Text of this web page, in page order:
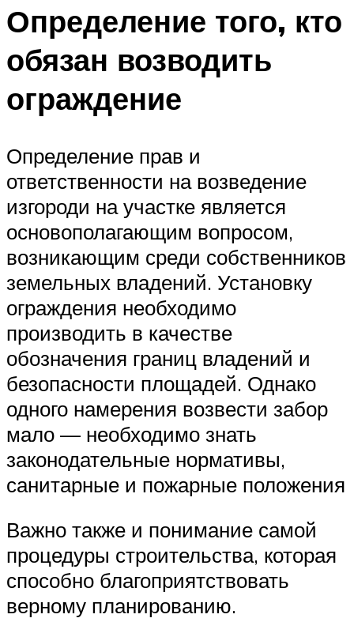
Определение того, кто
обязан возводить
ограждение
Определение прав и
ответственности на возведение
изгороди на участке является
основополагающим вопросом,
возникающим среди собственников
земельных владений. Установку
ограждения необходимо
производить в качестве
обозначения границ владений и
безопасности площадей. Однако
одного намерения возвести забор
мало — необходимо знать
законодательные нормативы,
санитарные и пожарные положения
Важно также и понимание самой
процедуры строительства, которая
способно благоприятствовать
верному планированию.